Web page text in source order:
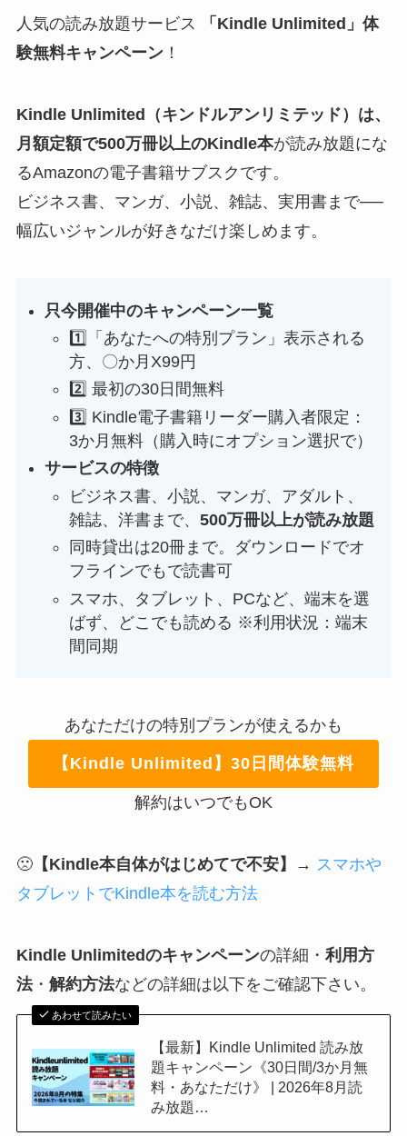
人気の読み放題サービス
「Kindle Unlimited」体
験無料キャンペーン！
Kindle Unlimited（キンドルアンリミテッド） は、
月額定額で500万冊以上のKindle本が読み放題にな
るAmazonの電子書籍サブスクです。
ビジネス書、マンガ、小説、雑誌、実用書まで──
幅広いジャンルが好きなだけ楽しめます。
只今開催中のキャンペーン一覧
1️⃣「あなたへの特別プラン」表示される
方、〇か月X99円
2️⃣ 最初の30日間無料
3️⃣ Kindle電子書籍リーダー購入者限定：
3か月無料（購入時にオプション選択で）
サービスの特徴
ビジネス書、小説、マンガ、アダルト、
雑誌、洋書まで、500万冊以上が読み放題
同時貸出は20冊まで。ダウンロードでオ
フラインでもで読書可
スマホ、タブレット、PCなど、端末を選
ばず、どこでも読める ※利用状況：端末
間同期
あなただけの特別プランが使えるかも
【Kindle Unlimited】30日間体験無料
解約はいつでもOK
🙁【Kindle本自体がはじめてで不安】 → スマホや
タブレットでKindle本を読む方法
Kindle Unlimitedのキャンペーンの詳細・ 利用方
法・ 解約方法などの詳細は以下をご確認下さい。
あわせて読みたい
【最新】Kindle Unlimited 読み放
題キャンペーン《30日間/3か月無
料・あなただけ》 | 2026年8月読
み放題…